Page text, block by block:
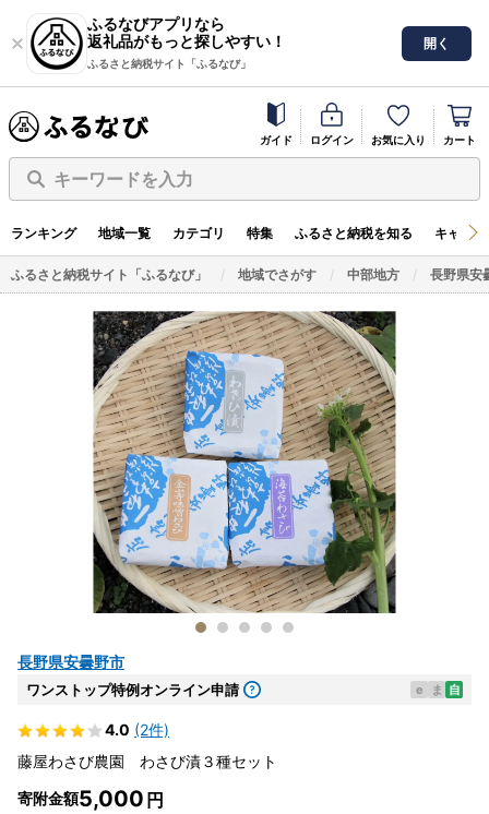
ふるなびアプリなら
返礼品がもっと探しやすい！
ふるさと納税サイト「ふるなび」
開く
ガイド ログイン お気に入り カート
キーワードを入力
ランキング 地域一覧 カテゴリ 特集 ふるさと納税を知る キャン
ふるさと納税サイト「ふるなび」 地域でさがす 中部地方 長野県安
長野県安曇野市
ワンストップ特例オンライン申請 e ま 自
4.0 (2件)
藤屋わさび農園 わさび漬３種セット
寄附金額5,000